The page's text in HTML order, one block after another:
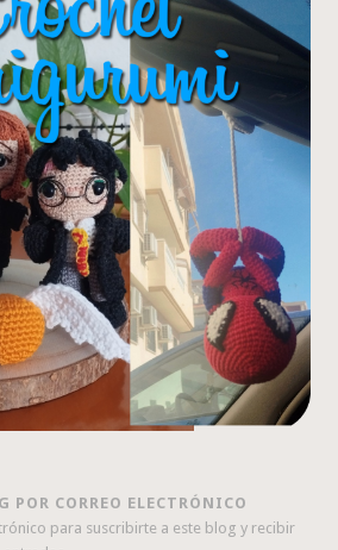
POR CORREO ELECTRÓNICO
para suscribirte a este blog y recibir